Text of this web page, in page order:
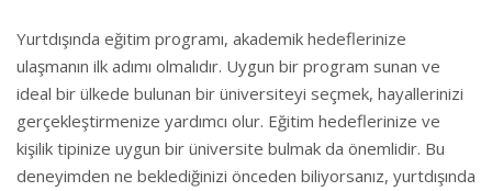
Yurtdışında eğitim programı, akademik hedeflerinize
ulaşmanın ilk adımı olmalıdır. Uygun bir program sunan ve
ideal bir ülkede bulunan bir üniversiteyi seçmek, hayallerinizi
gerçekleştirmenize yardımcı olur. Eğitim hedeflerinize ve
kişilik tipinize uygun bir üniversite bulmak da önemlidir. Bu
deneyimden ne beklediğinizi önceden biliyorsanız, yurtdışında